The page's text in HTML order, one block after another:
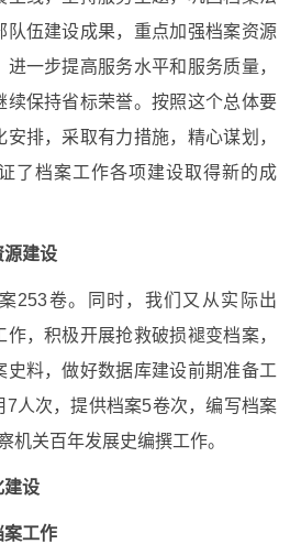
队伍建设成果，重点加强档案资源
一步提高服务水平和服务质量，
续保持省标荣誉。按照这个总体要
排，采取有力措施，精心谋划，
了档案工作各项建设取得新的成
源建设
253卷。同时，我们又从实际出
，积极开展抢救破损褪变档案，
史料，做好数据库建设前期准备工
人次，提供档案5卷次，编写档案
机关百年发展史编撰工作。
建设
案工作